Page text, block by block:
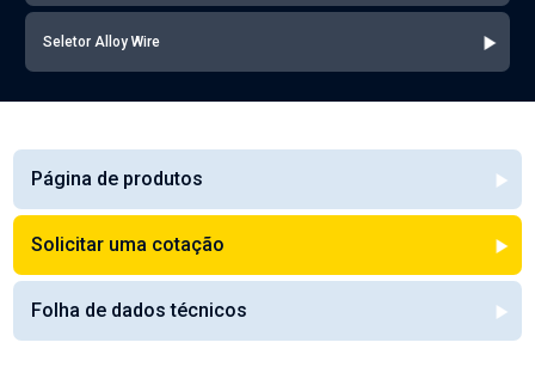
Seletor Alloy Wire
Página de produtos
Solicitar uma cotação
Folha de dados técnicos